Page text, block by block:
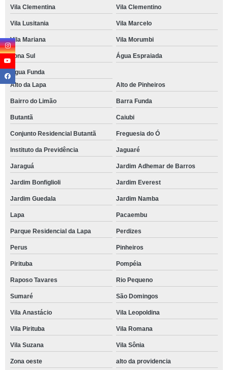
Vila Clementina Vila Clementino
Vila Lusitania Vila Marcelo
Vila Mariana Vila Morumbi
Zona Sul Água Espraiada
Água Funda
Alto da Lapa
Alto de Pinheiros
Bairro do Limão Barra Funda
Butantã Caiubi
Conjunto Residencial Butantã Freguesia do Ó
Instituto da Previdência Jaguaré
Jaraguá Jardim Adhemar de Barros
Jardim Bonfiglioli Jardim Everest
Jardim Guedala Jardim Namba
Lapa Pacaembu
Parque Residencial da Lapa Perdizes
Perus Pinheiros
Pirituba Pompéia
Raposo Tavares Rio Pequeno
Sumaré São Domingos
Vila Anastácio Vila Leopoldina
Vila Pirituba Vila Romana
Vila Suzana Vila Sônia
Zona oeste alto da providencia